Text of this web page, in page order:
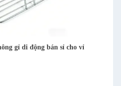
kim loại thép không gỉ dã ngoại